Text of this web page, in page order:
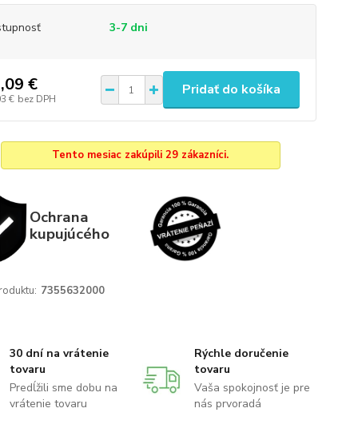
3-7 dni
€
€ bez DPH
Pridať do košíka
Tento mesiac zakúpili 29 zákazníci.
Ochrana
kupujúcého
7355632000
30 dní na vrátenie
tovaru
Predĺžili sme dobu na
vrátenie tovaru
Rýchle doručenie
tovaru
Vaša spokojnosť je pre
nás prvoradá